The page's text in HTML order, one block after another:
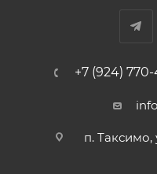
+7 (924)
п. Таксимо,